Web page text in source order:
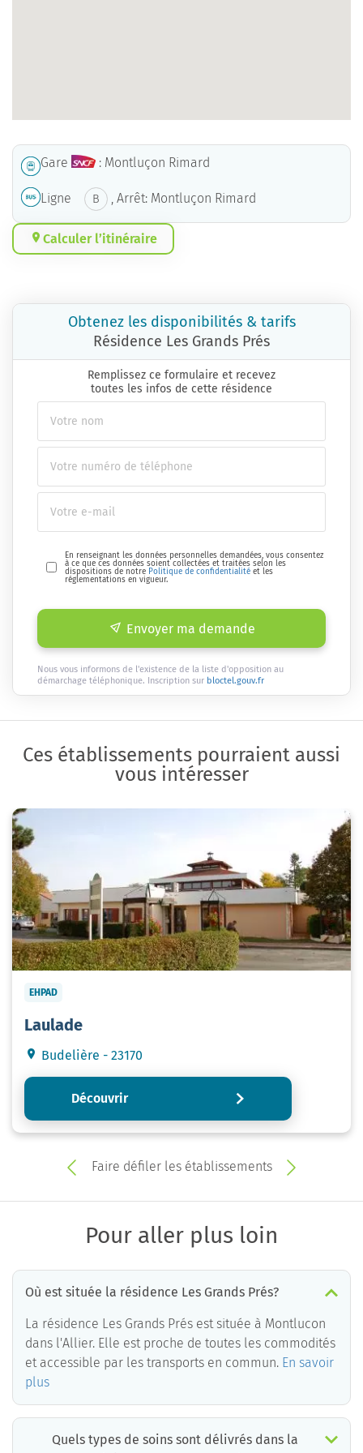
Gare : Montluçon Rimard
Ligne B , Arrêt: Montluçon Rimard
Calculer l’itinéraire
Obtenez les disponibilités & tarifs
Résidence Les Grands Prés
Remplissez ce formulaire et recevez
toutes les infos de cette résidence
En renseignant les données personnelles demandées, vous consentez
à ce que ces données soient collectées et traitées selon les
dispositions de notre Politique de confidentialité et les
réglementations en vigueur.
Envoyer ma demande
Nous vous informons de l'existence de la liste d'opposition au
démarchage téléphonique. Inscription sur bloctel.gouv.fr
Ces établissements pourraient aussi
vous intéresser
EHPAD
Laulade
Budelière - 23170
Découvrir
Faire défiler les établissements
Pour aller plus loin
Où est située la résidence Les Grands Prés?
La résidence Les Grands Prés est située à Montlucon
dans l'Allier. Elle est proche de toutes les commodités
et accessible par les transports en commun. En savoir
plus
Quels types de soins sont délivrés dans la